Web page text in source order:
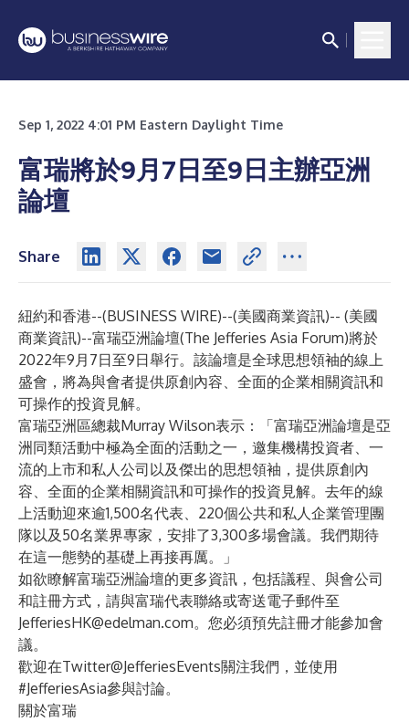
Sep 1, 2022 4:01 PM Eastern Daylight Time
富瑞將於9月7日至9日主辦亞洲
論壇
Share
紐約和香港--(BUSINESS WIRE)--(美國商業資訊)-- (美國
商業資訊)--富瑞亞洲論壇(The Jefferies Asia Forum)將於
2022年9月7日至9日舉行。該論壇是全球思想領袖的線上
盛會，將為與會者提供原創內容、全面的企業相關資訊和
可操作的投資見解。
富瑞亞洲區總裁Murray Wilson表示：「富瑞亞洲論壇是亞
洲同類活動中極為全面的活動之一，邀集機構投資者、一
流的上市和私人公司以及傑出的思想領袖，提供原創內
容、全面的企業相關資訊和可操作的投資見解。去年的線
上活動迎來逾1,500名代表、220個公共和私人企業管理團
隊以及50名業界專家，安排了3,300多場會議。我們期待
在這一態勢的基礎上再接再厲。」
如欲瞭解富瑞亞洲論壇的更多資訊，包括議程、與會公司
和註冊方式，請與富瑞代表聯絡或寄送電子郵件至
JefferiesHK@edelman.com。您必須預先註冊才能參加會
議。
歡迎在Twitter@JefferiesEvents關注我們，並使用
#JefferiesAsia參與討論。
關於富瑞